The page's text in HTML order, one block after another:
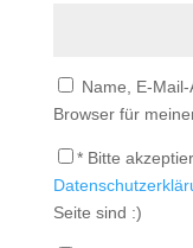
Name, E-
Browser für
*Bitte
Seite sind :)